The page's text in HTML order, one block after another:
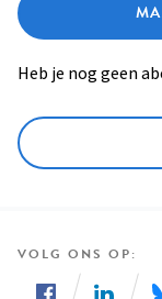
Heb je nog geen
VOLG ONS OP